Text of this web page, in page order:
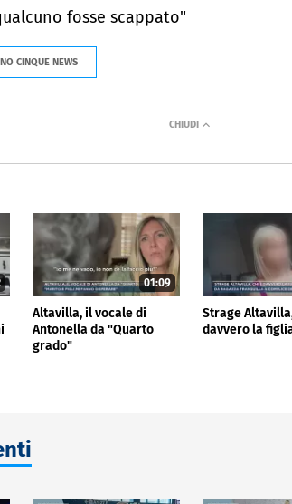
fosse scappato"
CINQUE NEWS
01:09
Altavilla, il vocale di
Antonella da "Quarto
grado"
Strage
davvero la